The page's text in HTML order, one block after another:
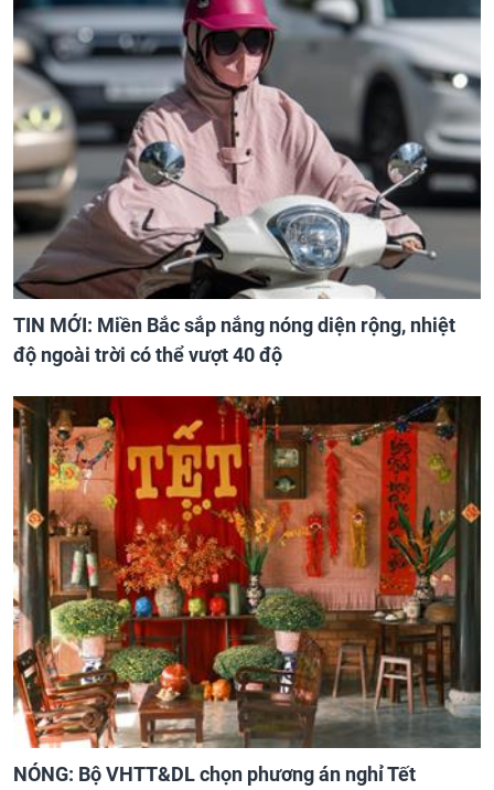
TIN MỚI: Miền Bắc sắp nắng nóng diện rộng, nhiệt
độ ngoài trời có thể vượt 40 độ
NÓNG: Bộ VHTT&DL chọn phương án nghỉ Tết